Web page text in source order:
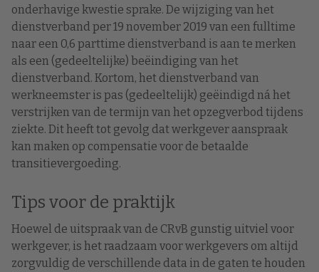
onderhavige kwestie sprake. De wijziging van het
dienstverband per 19 november 2019 van een fulltime
naar een 0,6 parttime dienstverband is aan te merken
als een (gedeeltelijke) beëindiging van het
dienstverband. Kortom, het dienstverband van
werkneemster is pas (gedeeltelijk) geëindigd ná het
verstrijken van de termijn van het opzegverbod tijdens
ziekte. Dit heeft tot gevolg dat werkgever aanspraak
kan maken op compensatie voor de betaalde
transitievergoeding.
Tips voor de praktijk
Hoewel de uitspraak van de CRvB gunstig uitviel voor
werkgever, is het raadzaam voor werkgevers om altijd
zorgvuldig de verschillende data in de gaten te houden